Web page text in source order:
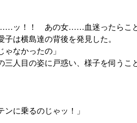
ッ！！ あの女……血迷ったらこと
は横島達の背後を発見した。
なかったの」
人目の姿に戸惑い、様子を伺うこ
に乗るのじゃッ！」